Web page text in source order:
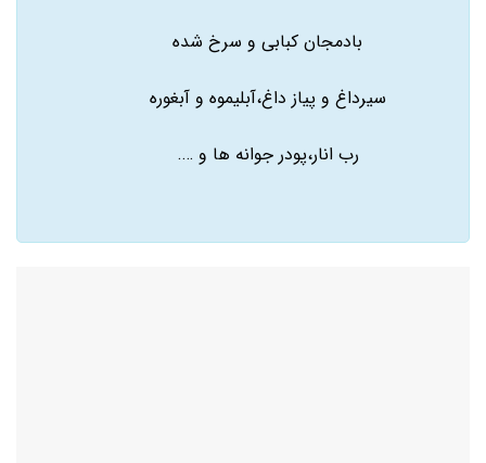
بادمجان کبابی و سرخ شده
سیرداغ و پیاز داغ،آبلیموه و آبغوره
رب انار،پودر جوانه ها و ….